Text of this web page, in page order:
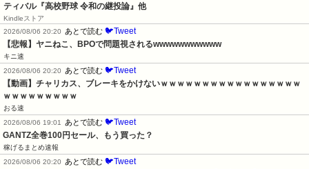
ティバル『高校野球 令和の継投論』他
Kindleストア
2026/08/06 20:20
あとで読む 🐦Tweet
【悲報】ヤニねこ、BPOで問題視されるwwwwwwwwwww
キニ速
2026/08/06 20:20
あとで読む 🐦Tweet
【動画】チャリカス、ブレーキをかけないｗｗｗｗｗｗｗｗｗｗｗｗｗｗｗｗｗ
ｗｗｗｗｗｗｗｗｗ
おる速
2026/08/06 19:01
あとで読む 🐦Tweet
GANTZ全巻100円セール、もう買った？
稼げるまとめ速報
2026/08/06 20:20
あとで読む 🐦Tweet